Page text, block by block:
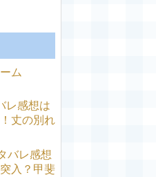
ム
レ感想は
丈の別れ
バレ感想
入？甲斐